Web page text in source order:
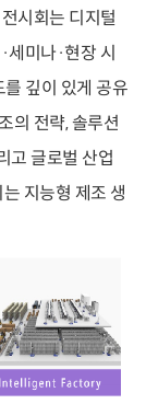
시회는 디지털
미나·현장 시
깊이 있게 공유
의 전략, 솔루션
고 글로벌 산업
지능형 제조 생